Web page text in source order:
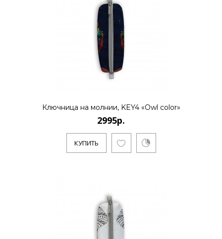
2995р.
КУПИТЬ
2995р.
КУПИТЬ
Ключница на молнии, KEY4 «Owl color»
2995р.
КУПИТЬ